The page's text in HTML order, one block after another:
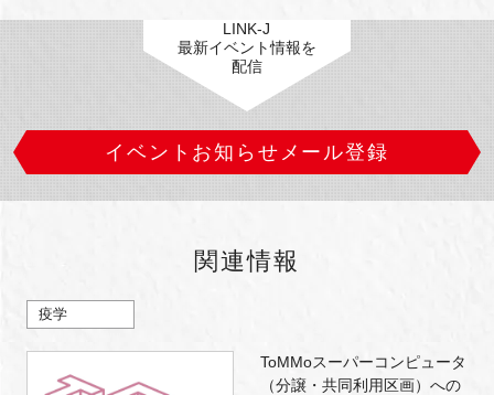
LINK-J
最新イベント情報を
配信
イベントお知らせメール登録
関連情報
疫学
ToMMoスーパーコンピュータ
（分譲・共同利用区画）への